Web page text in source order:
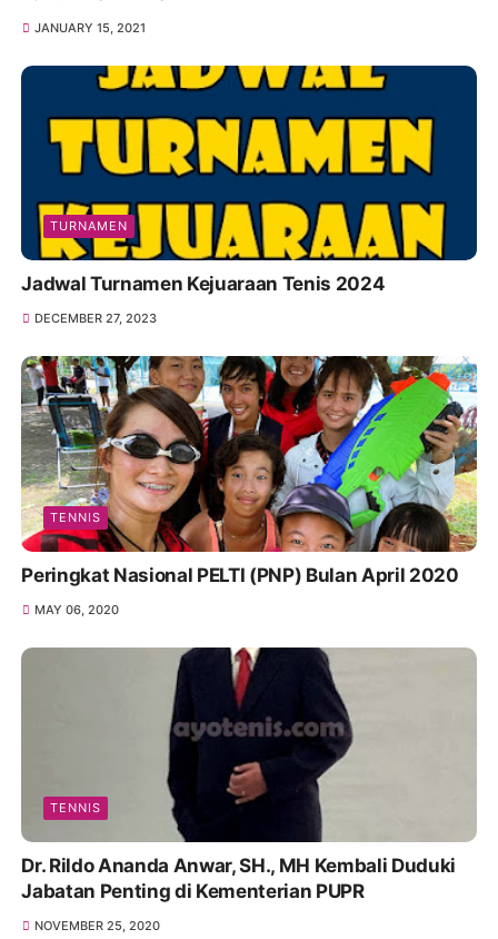
JANUARY 15, 2021
TURNAMEN
Jadwal Turnamen Kejuaraan Tenis 2024
DECEMBER 27, 2023
TENNIS
Peringkat Nasional PELTI (PNP) Bulan April 2020
MAY 06, 2020
TENNIS
Dr. Rildo Ananda Anwar, SH., MH Kembali Duduki
Jabatan Penting di Kementerian PUPR
NOVEMBER 25, 2020